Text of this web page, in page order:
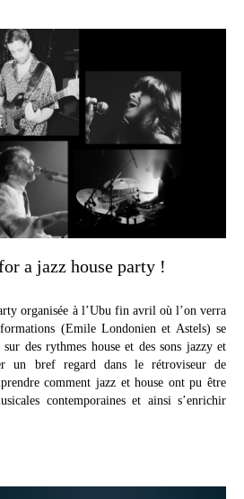
a jazz house party !
organisée à l’Ubu fin avril où l’on verra
(Emile Londonien et Astels) se
des rythmes house et des sons jazzy et
un bref regard dans le rétroviseur de
comment jazz et house ont pu être
contemporaines et ainsi s’enrichir